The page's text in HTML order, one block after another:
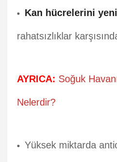
Kan hücrelerini
rahatsızlıklar
AYRICA: Soğuk
Nelerdir?
Yüksek miktarda